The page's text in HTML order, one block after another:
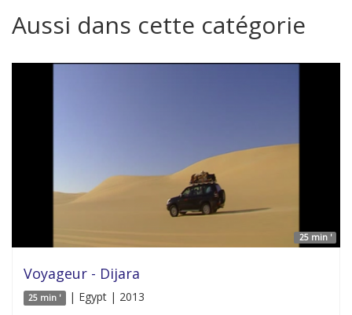
Aussi dans cette catégorie
25 min '
Voyageur - Dijara
25 min ' | Egypt | 2013